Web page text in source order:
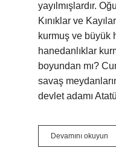
yayılmışlardır.
Kınıklar ve
kurmuş ve büyük
hanedanlıklar
boyundan mı?
savaş
devlet adamı
Devamını okuyun